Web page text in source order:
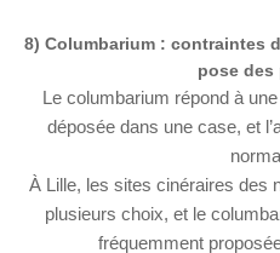
8) Columbarium : contraintes
pose des
Le columbarium répond à
déposée dans une case, et
À Lille, les sites cinéraires des
plusieurs choix, et le
fréquemment